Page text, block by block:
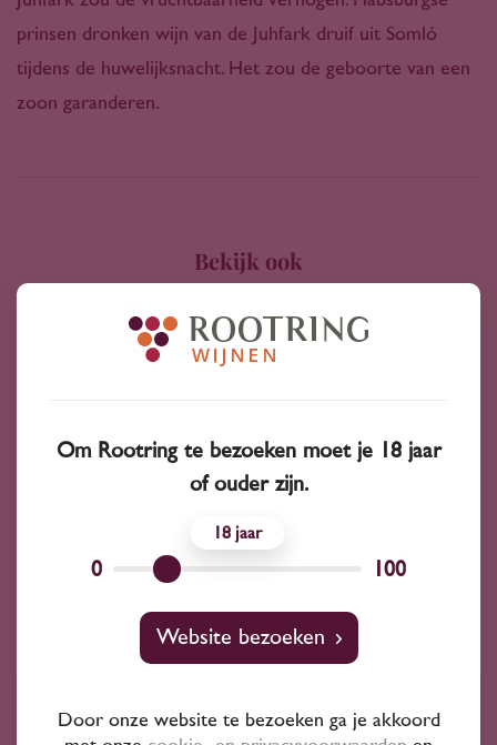
prinsen dronken wijn van de Juhfark druif uit Somló
tijdens de huwelijksnacht. Het zou de geboorte van een
zoon garanderen.
Bekijk ook
Prosecco Gaglioppo
Muskat Ottonel
Mauzac Pinot Nero
Ruim assortiment
Om Rootring te bezoeken moet je 18 jaar
of ouder zijn.
0
18
100
Website bezoeken
Door onze website te bezoeken ga je akkoord